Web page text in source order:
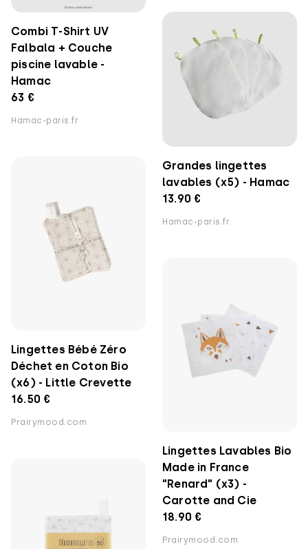
Combi T-Shirt UV
Falbala + Couche
piscine lavable -
Hamac
63 €
Hamac-paris.fr
Grandes lingettes
lavables (x5) - Hamac
13.90 €
Hamac-paris.fr
Lingettes Bébé Zéro
Déchet en Coton Bio
(x6) - Little Crevette
16.50 €
Prairymood.com
Lingettes Lavables Bio
Made in France
"Renard" (x3) -
Carotte and Cie
18.90 €
Prairymood.com